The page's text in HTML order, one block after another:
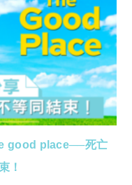
good place──死亡
！